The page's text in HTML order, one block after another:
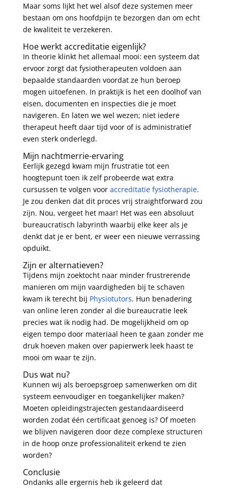
Maar soms lijkt het wel alsof deze systemen meer
bestaan om ons hoofdpijn te bezorgen dan om echt
de kwaliteit te verzekeren.
Hoe werkt accreditatie eigenlijk?
In theorie klinkt het allemaal mooi: een systeem dat
ervoor zorgt dat fysiotherapeuten voldoen aan
bepaalde standaarden voordat ze hun beroep
mogen uitoefenen. In praktijk is het een doolhof van
eisen, documenten en inspecties die je moet
navigeren. En laten we wel wezen; niet iedere
therapeut heeft daar tijd voor of is administratief
even sterk onderlegd.
Mijn nachtmerrie-ervaring
Eerlijk gezegd kwam mijn frustratie tot een
hoogtepunt toen ik zelf probeerde wat extra
cursussen te volgen voor accreditatie fysiotherapie.
Je zou denken dat dit proces vrij straightforward zou
zijn. Nou, vergeet het maar! Het was een absoluut
bureaucratisch labyrinth waarbij elke keer als je
denkt dat je er bent, er weer een nieuwe verrassing
opduikt.
Zijn er alternatieven?
Tijdens mijn zoektocht naar minder frustrerende
manieren om mijn vaardigheden bij te schaven
kwam ik terecht bij Physiotutors. Hun benadering
van online leren zonder al die bureaucratie leek
precies wat ik nodig had. De mogelijkheid om op
eigen tempo door materiaal heen te gaan zonder me
druk hoeven maken over papierwerk leek haast te
mooi om waar te zijn.
Dus wat nu?
Kunnen wij als beroepsgroep samenwerken om dit
systeem eenvoudiger en toegankelijker maken?
Moeten opleidingstrajecten gestandaardiseerd
worden zodat één certificaat genoeg is? Of moeten
we blijven navigeren door deze complexe structuren
in de hoop onze professionaliteit erkend te zien
worden?
Conclusie
Ondanks alle ergernis heb ik geleerd dat